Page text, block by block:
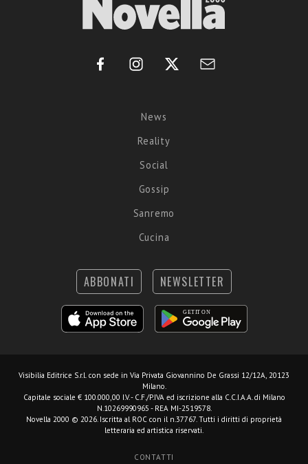
News
Reality
Social
Gossip
Sanremo
Cucina
ABBONATI NEWSLETTER
Visibilia Editrice S.r.l. con sede in Via Privata Giovannino De Grassi 12/12A, 20123
Milano.
Capitale sociale € 100.000,00 I.V. - C.F./P.IVA ed iscrizione alla C.C.I.A.A. di Milano
N.10269990965 - REA MI-2519578.
Novella 2000 © 2026. Iscritta al ROC con il n.37767. Tutti i diritti di proprietà
letteraria ed artistica riservati.
CONTATTI